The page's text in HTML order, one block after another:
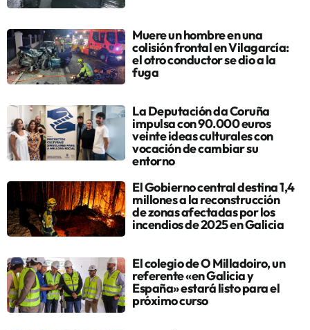
Muere un hombre en una
colisión frontal en Vilagarcía:
el otro conductor se dio a la
fuga
La Deputación da Coruña
impulsa con 90.000 euros
veinte ideas culturales con
vocación de cambiar su
entorno
El Gobierno central destina 1,4
millones a la reconstrucción
de zonas afectadas por los
incendios de 2025 en Galicia
El colegio de O Milladoiro, un
referente «en Galicia y
España» estará listo para el
próximo curso